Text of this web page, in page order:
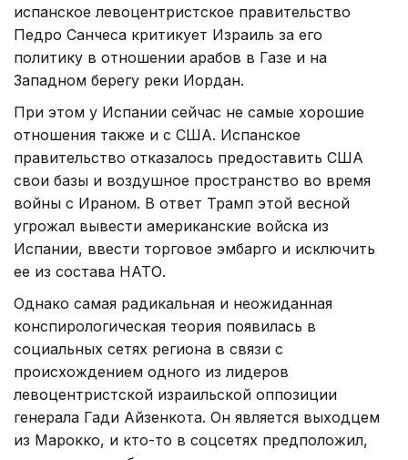
испанское левоцентристское правительство
Педро Санчеса критикует Израиль за его
политику в отношении арабов в Газе и на
Западном берегу реки Иордан.
При этом у Испании сейчас не самые хорошие
отношения также и с США. Испанское
правительство отказалось предоставить США
свои базы и воздушное пространство во время
войны с Ираном. В ответ Трамп этой весной
угрожал вывести американские войска из
Испании, ввести торговое эмбарго и исключить
ее из состава НАТО.
Однако самая радикальная и неожиданная
конспирологическая теория появилась в
социальных сетях региона в связи с
происхождением одного из лидеров
левоцентристской израильской оппозиции
генерала Гади Айзенкота. Он является выходцем
из Марокко, и кто-то в соцсетях предположил,